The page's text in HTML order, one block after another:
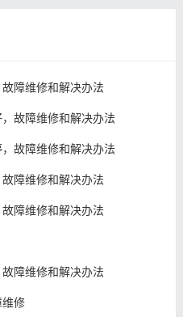
障维修和解决办法
故障维修和解决办法
故障维修和解决办法
障维修和解决办法
障维修和解决办法
障维修和解决办法
修